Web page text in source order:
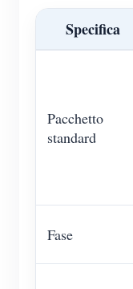
Specifica
Pacchetto
standard
Fase